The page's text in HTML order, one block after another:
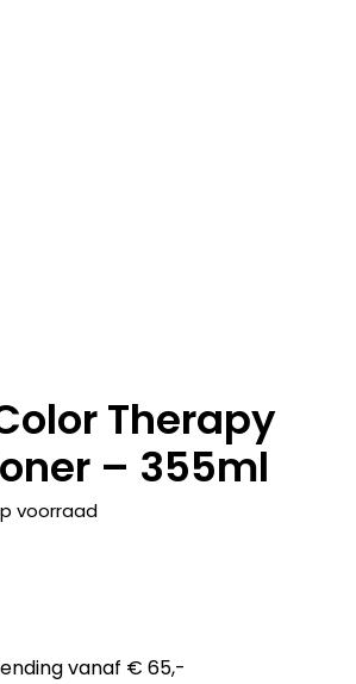
Therapy
– 355ml
voorraad
vanaf € 65,-